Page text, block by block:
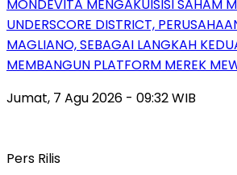
MONDEVITA MENGAKUISISI SAHAM
UNDERSCORE DISTRICT,
MAGLIANO, SEBAGAI LANGKAH
MEMBANGUN PLATFORM MEREK
Jumat, 7 Agu 2026 - 09:32 WIB
Pers Rilis